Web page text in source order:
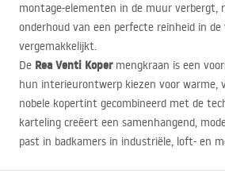
montage-elementen in de muur verbergt,
onderhoud van een perfecte reinheid in
vergemakkelijkt.
De Rea Venti Kopermengkraan is een
hun interieurontwerp kiezen voor warme,
nobele kopertint gecombineerd met de
karteling creëert een samenhangend,
past in badkamers in industriële, loft- en